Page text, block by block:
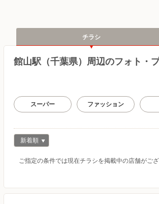
チラシ
館山駅（千葉県）周辺のフォト・
スーパー ファッション
新着順
ご指定の条件では現在チラシを掲載中の店舗がござ